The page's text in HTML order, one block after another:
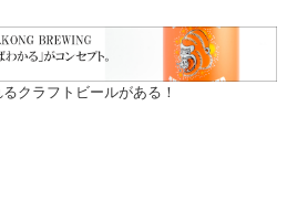
クラフトビールがある！